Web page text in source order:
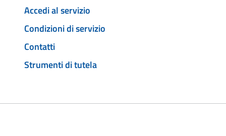
Accedi al servizio
Condizioni di servizio
Contatti
Strumenti di tutela